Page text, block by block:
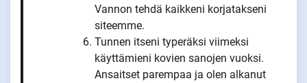
Vannon tehdä kaikkeni korjatakseni
siteemme.
Tunnen itseni typeräksi viimeksi
käyttämieni kovien sanojen vuoksi.
Ansaitset parempaa ja olen alkanut